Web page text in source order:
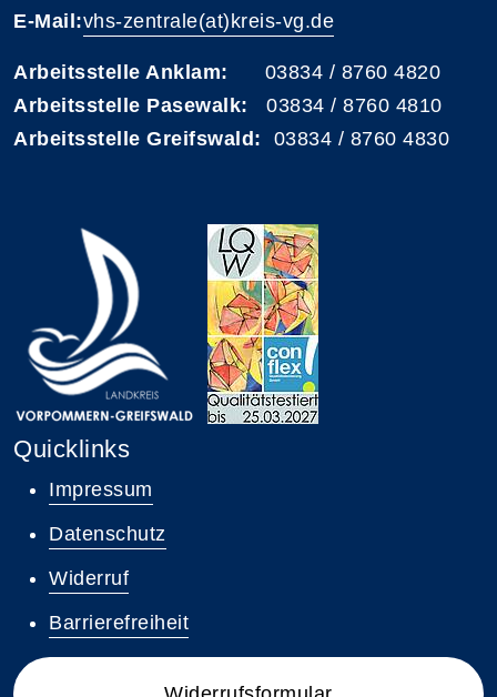
E-Mail:vhs-zentrale(at)kreis-vg.de
Arbeitsstelle Anklam: 03834 / 8760 4820
Arbeitsstelle Pasewalk: 03834 / 8760 4810
Arbeitsstelle Greifswald: 03834 / 8760 4830
Quicklinks
Impressum
Datenschutz
Widerruf
Barrierefreiheit